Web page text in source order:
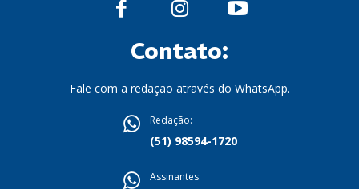
Contato:
Fale com a redação através do WhatsApp.
Redação:
(51) 98594-1720
Assinantes: